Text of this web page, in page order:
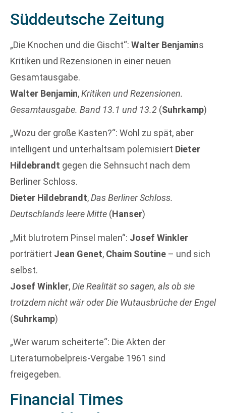
Süddeutsche Zeitung
„Die Knochen und die Gischt“: Walter Benjamins
Kritiken und Rezensionen in einer neuen
Gesamtausgabe.
Walter Benjamin,Kritiken und Rezensionen.
Gesamtausgabe. Band 13.1 und 13.2 (Suhrkamp)
„Wozu der große Kasten?“: Wohl zu spät, aber
intelligent und unterhaltsam polemisiert Dieter
Hildebrandt gegen die Sehnsucht nach dem
Berliner Schloss.
Dieter Hildebrandt,Das Berliner Schloss.
Deutschlands leere Mitte (Hanser)
„Mit blutrotem Pinsel malen“: Josef Winkler
porträtiert Jean Genet, Chaim Soutine – und sich
selbst.
Josef Winkler,Die Realität so sagen, als ob sie
trotzdem nicht wär oder Die Wutausbrüche der Engel
(Suhrkamp)
„Wer warum scheiterte“: Die Akten der
Literaturnobelpreis-Vergabe 1961 sind
freigegeben.
Financial Times